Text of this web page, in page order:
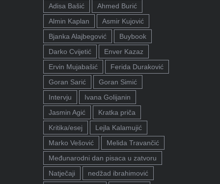
Adisa Bašić
Ahmed Burić
Almin Kaplan
Asmir Kujović
Bjanka Alajbegović
Buybook
Darko Cvijetić
Enver Kazaz
Ervin Mujabašić
Ferida Duraković
Goran Sarić
Goran Simić
Intervju
Ivana Golijanin
Jasmin Agić
Kratka priča
Kritika/esej
Lejla Kalamujić
Marko Vešović
Melida Travančić
Međunarodni dan pisaca u zatvoru
Natječaji
nedžad ibrahimović